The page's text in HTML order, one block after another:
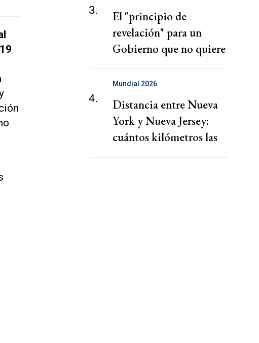
3.
El "principio de
revelación" para un
Gobierno que no quiere
4.
Mundial 2026
Distancia entre Nueva
York y Nueva Jersey:
cuántos kilómetros las